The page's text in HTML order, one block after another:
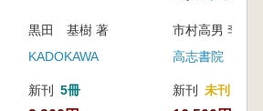
黒田 基樹 著
KADOKAWA
新刊 5冊
高志書院
新刊 未刊